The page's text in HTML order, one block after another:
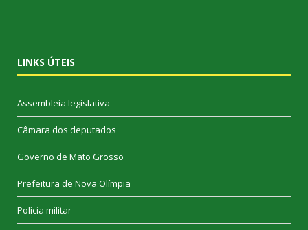
LINKS ÚTEIS
Assembleia legislativa
Câmara dos deputados
Governo de Mato Grosso
Prefeitura de Nova Olímpia
Polícia militar